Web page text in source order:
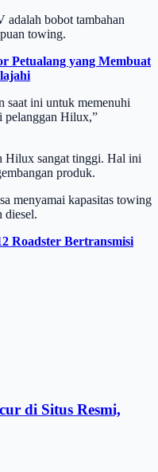
adalah bobot tambahan
towing.
Petualang yang Membuat
saat ini untuk memenuhi
pelanggan Hilux,”
Hilux sangat tinggi. Hal ini
produk.
menyamai kapasitas towing
diesel.
Roadster Bertransmisi
di Situs Resmi,